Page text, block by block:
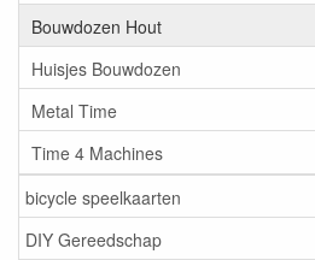
Bouwdozen Hout
Huisjes Bouwdozen
Metal Time
Time 4 Machines
bicycle speelkaarten
DIY Gereedschap